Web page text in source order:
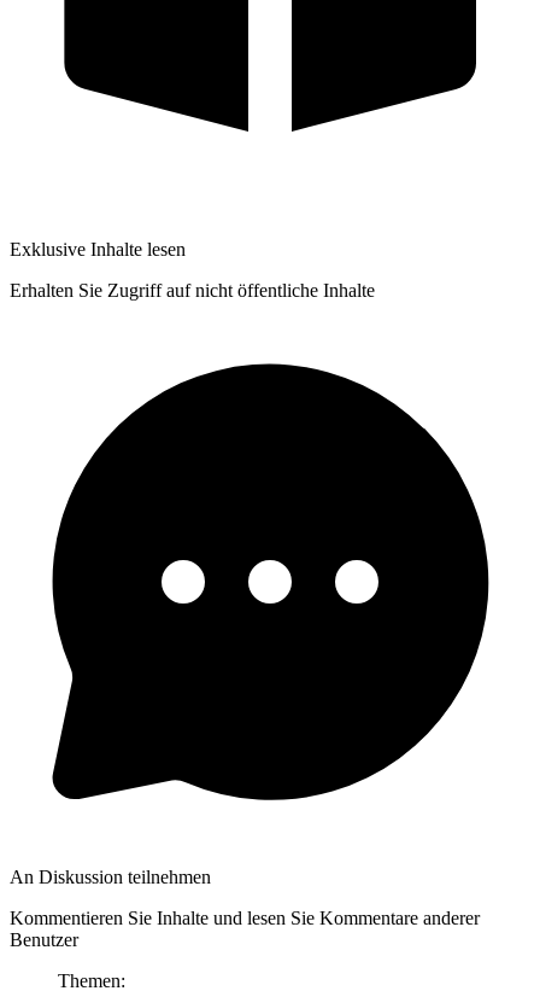
Exklusive Inhalte lesen
Erhalten Sie Zugriff auf nicht öffentliche Inhalte
An Diskussion teilnehmen
Kommentieren Sie Inhalte und lesen Sie Kommentare anderer
Benutzer
Themen: